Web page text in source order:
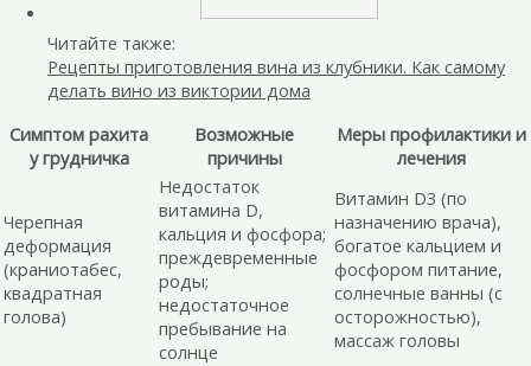
Читайте также:
Рецепты приготовления вина из клубники. Как самому
делать вино из виктории дома
Симптом рахита
у грудничка
Возможные
причины
Меры профилактики и
лечения
Черепная
деформация
(краниотабес,
квадратная
голова)
Недостаток
витамина D,
кальция и фосфора;
преждевременные
роды;
недостаточное
пребывание на
солнце
Витамин D3 (по
назначению врача),
богатое кальцием и
фосфором питание,
солнечные ванны (с
осторожностью),
массаж головы